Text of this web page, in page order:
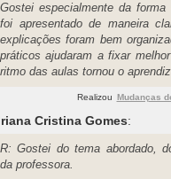
Gostei especialmente da
foi apresentado de maneira
explicações foram bem
práticos ajudaram a fixar
ritmo das aulas tornou o
Realizou Mudanças
Cristina Gomes:
R: Gostei do tema abordado,
da professora.